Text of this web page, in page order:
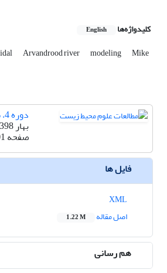
کلیدواژه‌ها English
Arvandrood river modeling Mike
دوره 4، شماره 1
بهار 1398
صفحه
فایل ها
اصل مقاله
1.22 M
هم رسانی